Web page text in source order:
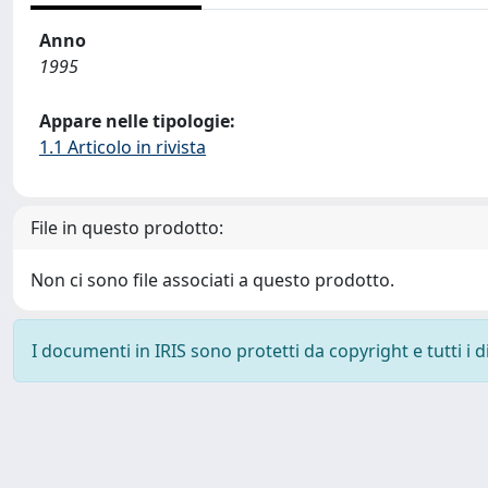
Anno
1995
Appare nelle tipologie:
1.1 Articolo in rivista
File in questo prodotto:
Non ci sono file associati a questo prodotto.
I documenti in IRIS sono protetti da copyright e tutti i